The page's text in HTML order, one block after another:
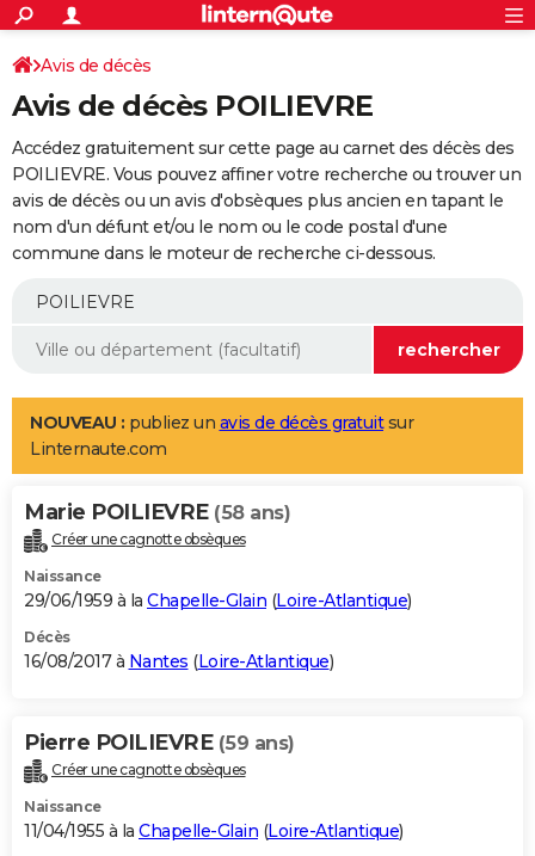
ACTUALITÉS
Politique
Société
Faits Divers
Education
Monde
Villes
+
SPORT
Coupe du monde 2026
Football
Tennis
Cyclisme
Rugby
Forum
Programme TV
TNT
Streaming
Cinéma
Sorties cinéma
Musique
+
FINANCE
Retraite
Epargne
Immobilier
Risques naturels par ville
Banque
Assurance
AUTO
Essais
Réserver un essai
Citadines
Berlines
SUV
Forum auto
+
Mobiles
Meilleur smartphone
Internet
Ordinateurs
Jeux vidéo
Guide high-tech
Aménagement intérieur
LIFESTYLE
Art de vivre
Bien-être
Loisirs
Mode
Modes de vie
Alimentation
Guide de la santé
Maladies
Médicaments
Sommeil
VOYAGE
Destinations
City break
Voyage nature
Voyage de noces
Forum
Climat
+PHOTO
GUIDES D'ACHAT
BONS PLANS
Carte de Noël
Carte Bonne année
Carte Saint-Valentin
Carte Pâques
Carte d'anniversaire
DICTIONNAIRE
Dictionnaire
Biographies
Citations
Expressions
Proverbes
PROGRAMME TV
Avis de décès
Avis de décès POILIEVRE
Accédez gratuitement sur cette page au carnet des décès des
POILIEVRE. Vous pouvez affiner votre recherche ou trouver un
avis de décès ou un avis d'obsèques plus ancien en tapant le
nom d'un défunt et/ou le nom ou le code postal d'une
commune dans le moteur de recherche ci-dessous.
NOUVEAU : publiez un avis de décès gratuitsur
Linternaute.com
Marie POILIEVRE (58 ans)
Créer une cagnotte obsèques
Naissance
29/06/1959 à la Chapelle-Glain (Loire-Atlantique)
Décès
16/08/2017 à Nantes (Loire-Atlantique)
Pierre POILIEVRE (59 ans)
Créer une cagnotte obsèques
Naissance
11/04/1955 à la Chapelle-Glain (Loire-Atlantique)